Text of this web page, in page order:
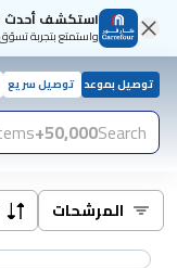
استكشف أحدث
واستمتع بتجربة
توصيل بموعد توصيل سريع
Search
50,000+
المرشحات